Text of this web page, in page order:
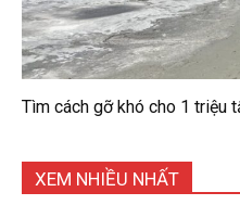
Tìm cách gỡ khó cho 1 triệu
XEM NHIỀU NHẤT